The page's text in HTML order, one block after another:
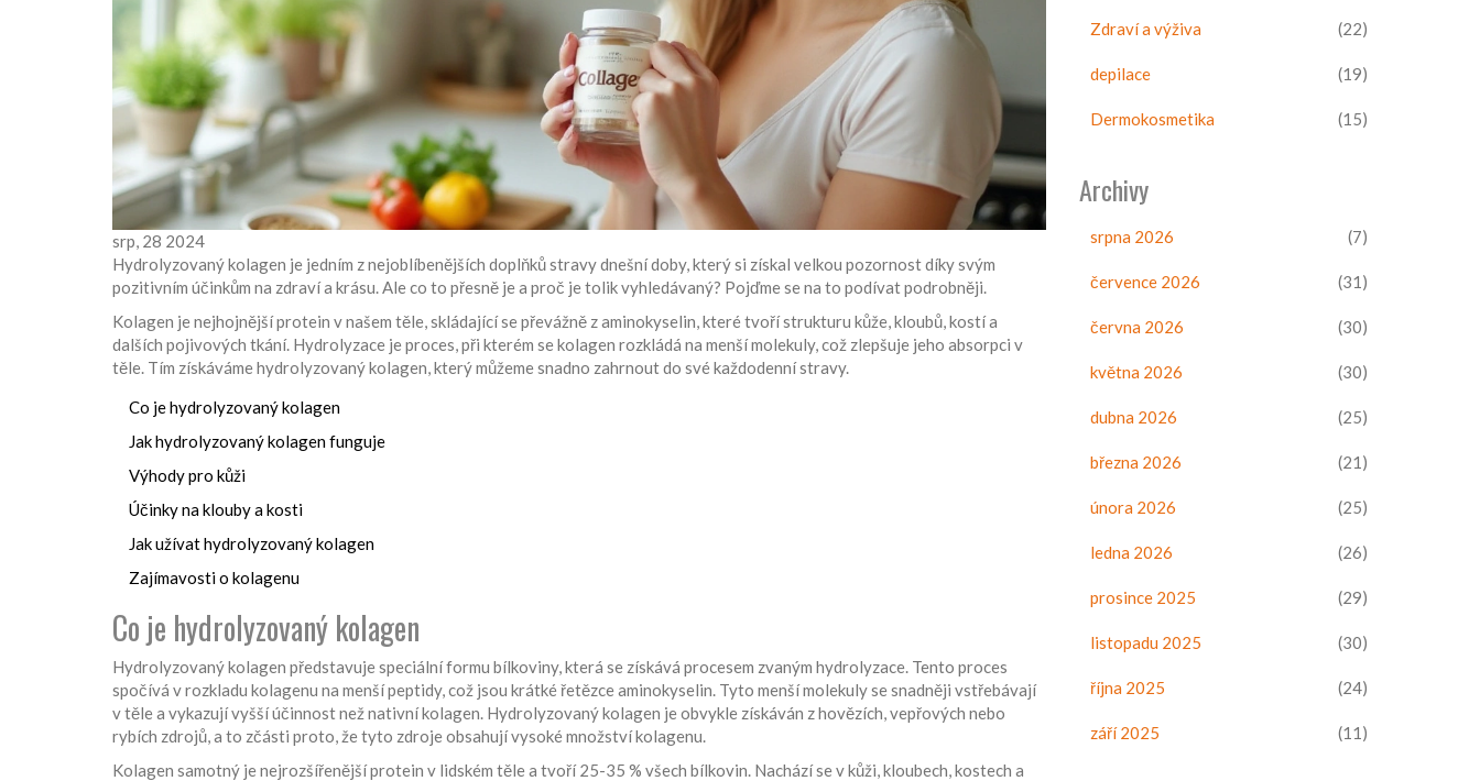
srp, 28 2024
Hydrolyzovaný kolagen je jedním z nejoblíbenějších doplňků stravy dnešní doby, který si získal velkou pozornost díky svým
pozitivním účinkům na zdraví a krásu. Ale co to přesně je a proč je tolik vyhledávaný? Pojďme se na to podívat podrobněji.
Kolagen je nejhojnější protein v našem těle, skládající se převážně z aminokyselin, které tvoří strukturu kůže, kloubů, kostí a
dalších pojivových tkání. Hydrolyzace je proces, při kterém se kolagen rozkládá na menší molekuly, což zlepšuje jeho absorpci v
těle. Tím získáváme hydrolyzovaný kolagen, který můžeme snadno zahrnout do své každodenní stravy.
Co je hydrolyzovaný kolagen
Jak hydrolyzovaný kolagen funguje
Výhody pro kůži
Účinky na klouby a kosti
Jak užívat hydrolyzovaný kolagen
Zajímavosti o kolagenu
Co je hydrolyzovaný kolagen
Hydrolyzovaný kolagen představuje speciální formu bílkoviny, která se získává procesem zvaným hydrolyzace. Tento proces
spočívá v rozkladu kolagenu na menší peptidy, což jsou krátké řetězce aminokyselin. Tyto menší molekuly se snadněji vstřebávají
v těle a vykazují vyšší účinnost než nativní kolagen. Hydrolyzovaný kolagen je obvykle získáván z hovězích, vepřových nebo
rybích zdrojů, a to zčásti proto, že tyto zdroje obsahují vysoké množství kolagenu.
Kolagen samotný je nejrozšířenější protein v lidském těle a tvoří 25-35 % všech bílkovin. Nachází se v kůži, kloubech, kostech a
Zdraví a výživa (22)
depilace (19)
Dermokosmetika (15)
Archivy
srpna 2026 (7)
července 2026 (31)
června 2026 (30)
května 2026 (30)
dubna 2026 (25)
března 2026 (21)
února 2026 (25)
ledna 2026 (26)
prosince 2025 (29)
listopadu 2025 (30)
října 2025 (24)
září 2025 (11)